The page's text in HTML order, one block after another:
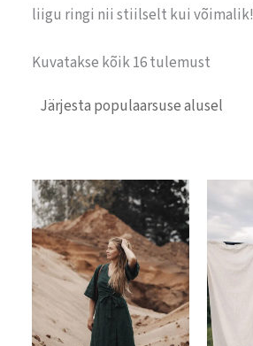
liigu ringi nii stiilselt kui võimalik!
Kuvatakse kõik 16 tulemust